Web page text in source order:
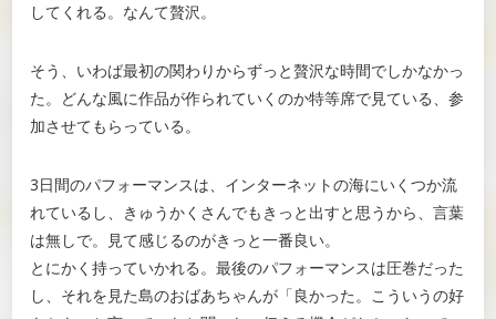
してくれる。なんて贅沢。
そう、いわば最初の関わりからずっと贅沢な時間でしかなかっ
た。どんな風に作品が作られていくのか特等席で見ている、参
加させてもらっている。
3日間のパフォーマンスは、インターネットの海にいくつか流
れているし、きゅうかくさんでもきっと出すと思うから、言葉
は無しで。見て感じるのがきっと一番良い。
とにかく持っていかれる。最後のパフォーマンスは圧巻だった
し、それを見た島のおばあちゃんが「良かった。こういうの好